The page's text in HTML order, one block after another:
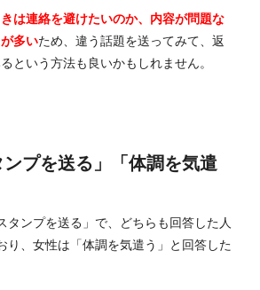
は連絡を避けたいのか、内容が問題な
多いため、違う話題を送ってみて、返
という方法も良いかもしれません。
ンプを送る」「体調を気遣
タンプを送る」で、どちらも回答した人
り、女性は「体調を気遣う」と回答した